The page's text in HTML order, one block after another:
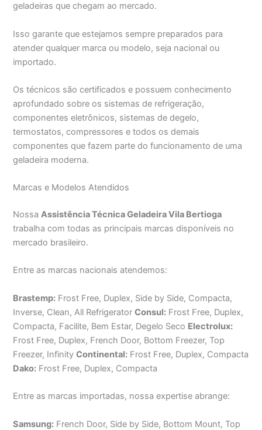
geladeiras que chegam ao mercado.
Isso garante que estejamos sempre preparados para
atender qualquer marca ou modelo, seja nacional ou
importado.
Os técnicos são certificados e possuem conhecimento
aprofundado sobre os sistemas de refrigeração,
componentes eletrônicos, sistemas de degelo,
termostatos, compressores e todos os demais
componentes que fazem parte do funcionamento de uma
geladeira moderna.
Marcas e Modelos Atendidos
NossaAssistência Técnica Geladeira Vila Bertioga
trabalha com todas as principais marcas disponíveis no
mercado brasileiro.
Entre as marcas nacionais atendemos:
Brastemp: Frost Free, Duplex, Side by Side, Compacta,
Inverse, Clean, All RefrigeratorConsul: Frost Free, Duplex,
Compacta, Facilite, Bem Estar, Degelo Seco Electrolux:
Frost Free, Duplex, French Door, Bottom Freezer, Top
Freezer, InfinityContinental: Frost Free, Duplex, Compacta
Dako: Frost Free, Duplex, Compacta
Entre as marcas importadas, nossa expertise abrange:
Samsung: French Door, Side by Side, Bottom Mount, Top